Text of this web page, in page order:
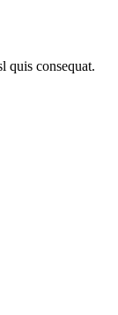
quis consequat.